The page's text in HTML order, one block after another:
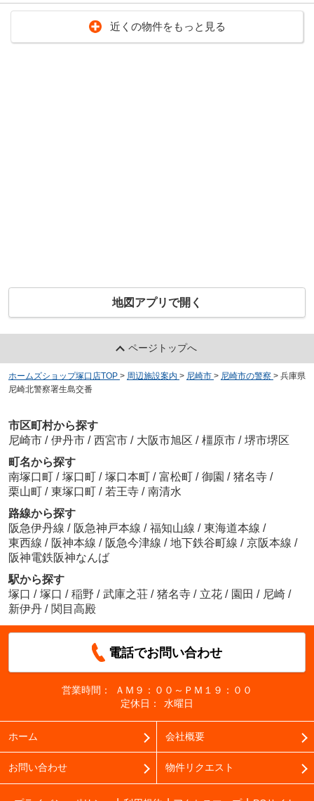
近くの物件をもっと見る
地図アプリで開く
ページトップへ
ホームズショップ塚口店TOP > 周辺施設案内 > 尼崎市 > 尼崎市の警察 > 兵庫県
尼崎北警察署生島交番
市区町村から探す
尼崎市 / 伊丹市 / 西宮市 / 大阪市旭区 / 橿原市 / 堺市堺区
町名から探す
南塚口町 / 塚口町 / 塚口本町 / 富松町 / 御園 / 猪名寺 /
栗山町 / 東塚口町 / 若王寺 / 南清水
路線から探す
阪急伊丹線 / 阪急神戸本線 / 福知山線 / 東海道本線 /
東西線 / 阪神本線 / 阪急今津線 / 地下鉄谷町線 / 京阪本線 /
阪神電鉄阪神なんば
駅から探す
塚口 / 塚口 / 稲野 / 武庫之荘 / 猪名寺 / 立花 / 園田 / 尼崎 /
新伊丹 / 関目高殿
電話でお問い合わせ
営業時間：
ＡＭ９：００～ＰＭ１９：００
定休日：
水曜日
ホーム 会社概要
お問い合わせ 物件リクエスト